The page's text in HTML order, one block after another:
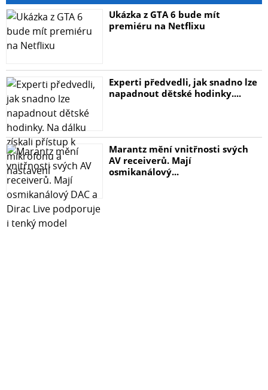
Ukázka z GTA 6 bude mít
premiéru na Netflixu
Experti předvedli, jak snadno lze
napadnout dětské hodinky....
Marantz mění vnitřnosti svých
AV receiverů. Mají
osmikanálový...